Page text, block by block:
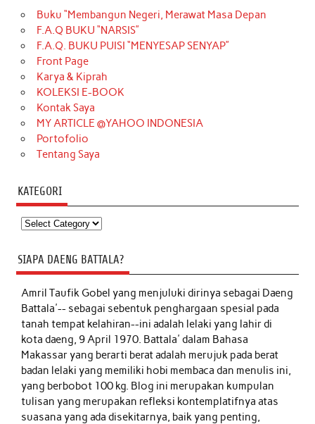
Buku “Membangun Negeri, Merawat Masa Depan
F.A.Q BUKU “NARSIS”
F.A.Q. BUKU PUISI “MENYESAP SENYAP”
Front Page
Karya & Kiprah
KOLEKSI E-BOOK
Kontak Saya
MY ARTICLE @YAHOO INDONESIA
Portofolio
Tentang Saya
KATEGORI
Kategori
SIAPA DAENG BATTALA?
Amril Taufik Gobelyang menjuluki dirinya sebagai Daeng
Battala'-- sebagai sebentuk penghargaan spesial pada
tanah tempat kelahiran--ini adalah lelaki yang lahir di
kota daeng, 9 April 1970. Battala' dalam Bahasa
Makassar yang berarti berat adalah merujuk pada berat
badan lelaki yang memiliki hobi membaca dan menulis ini,
yang berbobot 100 kg. Blog ini merupakan kumpulan
tulisan yang merupakan refleksi kontemplatifnya atas
suasana yang ada disekitarnya, baik yang penting,